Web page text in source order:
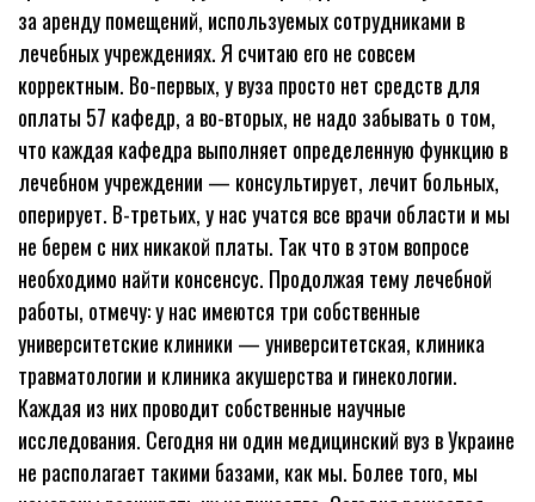
за аренду помещений, используемых сотрудниками в
лечебных учреждениях. Я считаю его не совсем
корректным. Во-первых, у вуза просто нет средств для
оплаты 57 кафедр, а во-вторых, не надо забывать о том,
что каждая кафедра выполняет определенную функцию в
лечебном учреждении — консультирует, лечит больных,
оперирует. В-третьих, у нас учатся все врачи области и мы
не берем с них никакой платы. Так что в этом вопросе
необходимо найти консенсус. Продолжая тему лечебной
работы, отмечу: у нас имеются три собственные
университетские клиники — университетская, клиника
травматологии и клиника акушерства и гинекологии.
Каждая из них проводит собственные научные
исследования. Сегодня ни один медицинский вуз в Украине
не располагает такими базами, как мы. Более того, мы